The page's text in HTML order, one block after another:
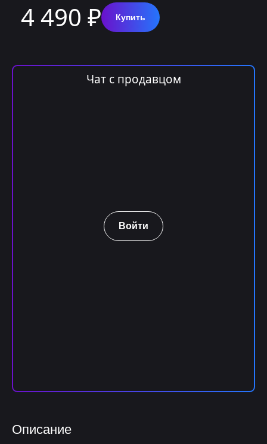
4 490 ₽ Купить
Чат с продавцом
Войти
Описание